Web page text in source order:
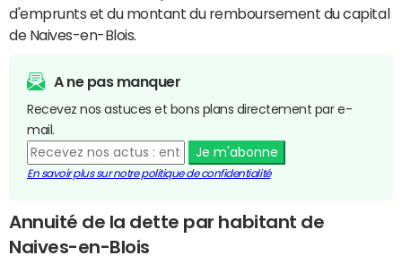
d'emprunts et du montant du remboursement du capital
de Naives-en-Blois.
A ne pas manquer
Recevez nos astuces et bons plans directement par e-
mail.
Je m'abonne
En savoir plus sur notre politique de confidentialité
Annuité de la dette par habitant de
Naives-en-Blois